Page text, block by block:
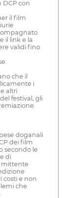
con
il film
il link e la
validi fino
che il
i
altri
festival, gli
doganali
dei film
secondo le
di
mittente
costi e non
che